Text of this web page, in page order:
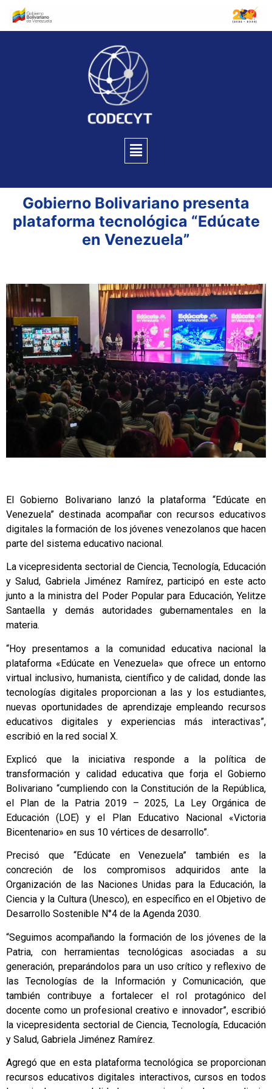
Gobierno Bolivariano presenta
plataforma tecnológica “Edúcate
en Venezuela”
El Gobierno Bolivariano lanzó la plataforma “Edúcate en
Venezuela” destinada acompañar con recursos educativos
digitales la formación de los jóvenes venezolanos que hacen
parte del sistema educativo nacional.
La vicepresidenta sectorial de Ciencia, Tecnología, Educación
y Salud, Gabriela Jiménez Ramírez, participó en este acto
junto a la ministra del Poder Popular para Educación, Yelitze
Santaella y demás autoridades gubernamentales en la
materia.
“Hoy presentamos a la comunidad educativa nacional la
plataforma «Edúcate en Venezuela» que ofrece un entorno
virtual inclusivo, humanista, científico y de calidad, donde las
tecnologías digitales proporcionan a las y los estudiantes,
nuevas oportunidades de aprendizaje empleando recursos
educativos digitales y experiencias más interactivas”,
escribió en la red social X.
Explicó que la iniciativa responde a la política de
transformación y calidad educativa que forja el Gobierno
Bolivariano “cumpliendo con la Constitución de la República,
el Plan de la Patria 2019 – 2025, La Ley Orgánica de
Educación (LOE) y el Plan Educativo Nacional «Victoria
Bicentenario» en sus 10 vértices de desarrollo”.
Precisó que “Edúcate en Venezuela” también es la
concreción de los compromisos adquiridos ante la
Organización de las Naciones Unidas para la Educación, la
Ciencia y la Cultura (Unesco), en específico en el Objetivo de
Desarrollo Sostenible N°4 de la Agenda 2030.
“Seguimos acompañando la formación de los jóvenes de la
Patria, con herramientas tecnológicas asociadas a su
generación, preparándolos para un uso crítico y reflexivo de
las Tecnologías de la Información y Comunicación, que
también contribuye a fortalecer el rol protagónico del
docente como un profesional creativo e innovador”, escribió
la vicepresidenta sectorial de Ciencia, Tecnología, Educación
y Salud, Gabriela Jiménez Ramírez.
Agregó que en esta plataforma tecnológica se proporcionan
recursos educativos digitales interactivos, cursos en todos